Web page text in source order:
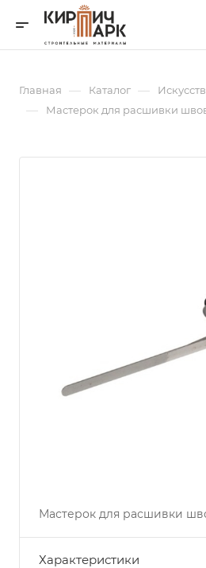
Главная — Каталог —
— Мастерок для расшивки
Мастерок для расшивки
Характеристики